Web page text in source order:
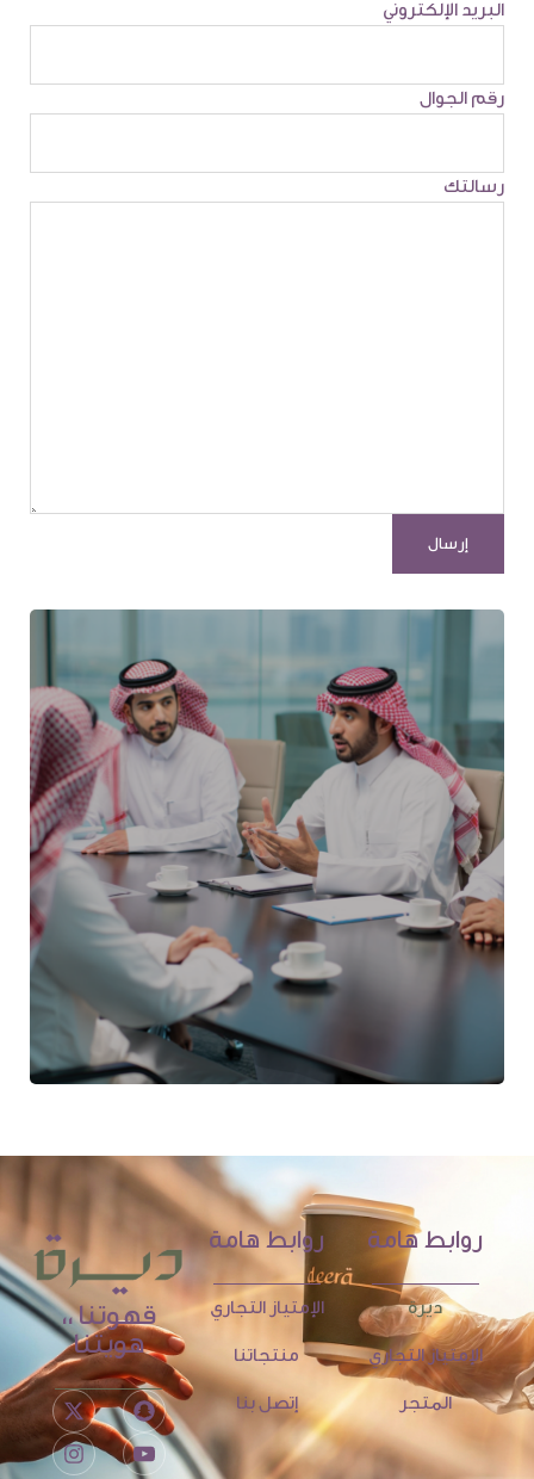
قهوتنا ،،
هويتنا
روابط هامة
ديرة
الإمتياز التجاري
المتجر
روابط هامة
الإمتياز التجاري
إتصل بنا